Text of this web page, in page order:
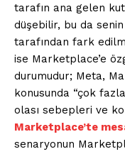
tarafın ana gelen
düşebilir, bu da senin
tarafından fark
ise Marketplace’e
durumudur; Meta,
konusunda “çok
olası sebepleri ve
Marketplace’te
senaryonun